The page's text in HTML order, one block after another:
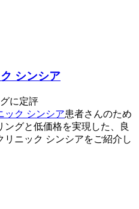
シンシア
に定評
患者さんのため
ングと低価格を実現した、良
リニック シンシアをご紹介し